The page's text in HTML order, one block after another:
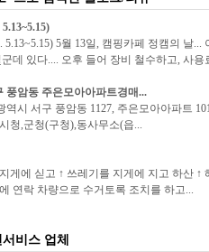
5.13~5.15) 5월 13일, 캠핑카페 정캠의 날
데 있다.... 오후 들어 장비 철수하고, 사용
풍암동 주은모아아파트경매...
역시 서구 풍암동 1127, 주은모아아파트
청,군청(구청),동사무소(읍...
게에 싣고 ↑ 쓰레기를 지게에 지고 하산
연락 차량으로 수거토록 조치를 하고...
비스 업체